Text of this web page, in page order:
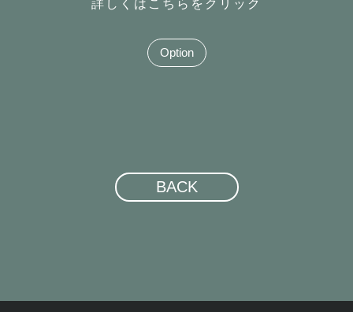
詳しくはこちらをクリック
Option
BACK